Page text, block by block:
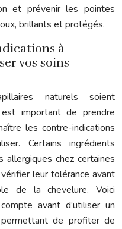
et prévenir les pointes
brillants et protégés.
à
vos soins
naturels soient
important de prendre
les contre-indications
Certains ingrédients
chez certaines
leur tolérance avant
de la chevelure. Voici
avant d’utiliser un
de profiter de